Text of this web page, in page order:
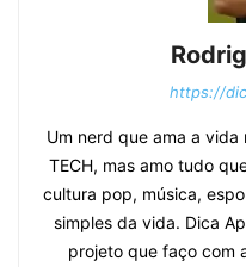
https://
Um nerd que ama a
TECH, mas amo tudo
cultura pop, música,
simples da vida. Dica
projeto que faço com